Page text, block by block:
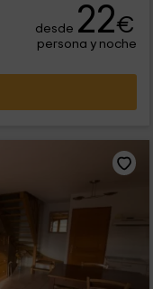
desde 22€
persona y noche